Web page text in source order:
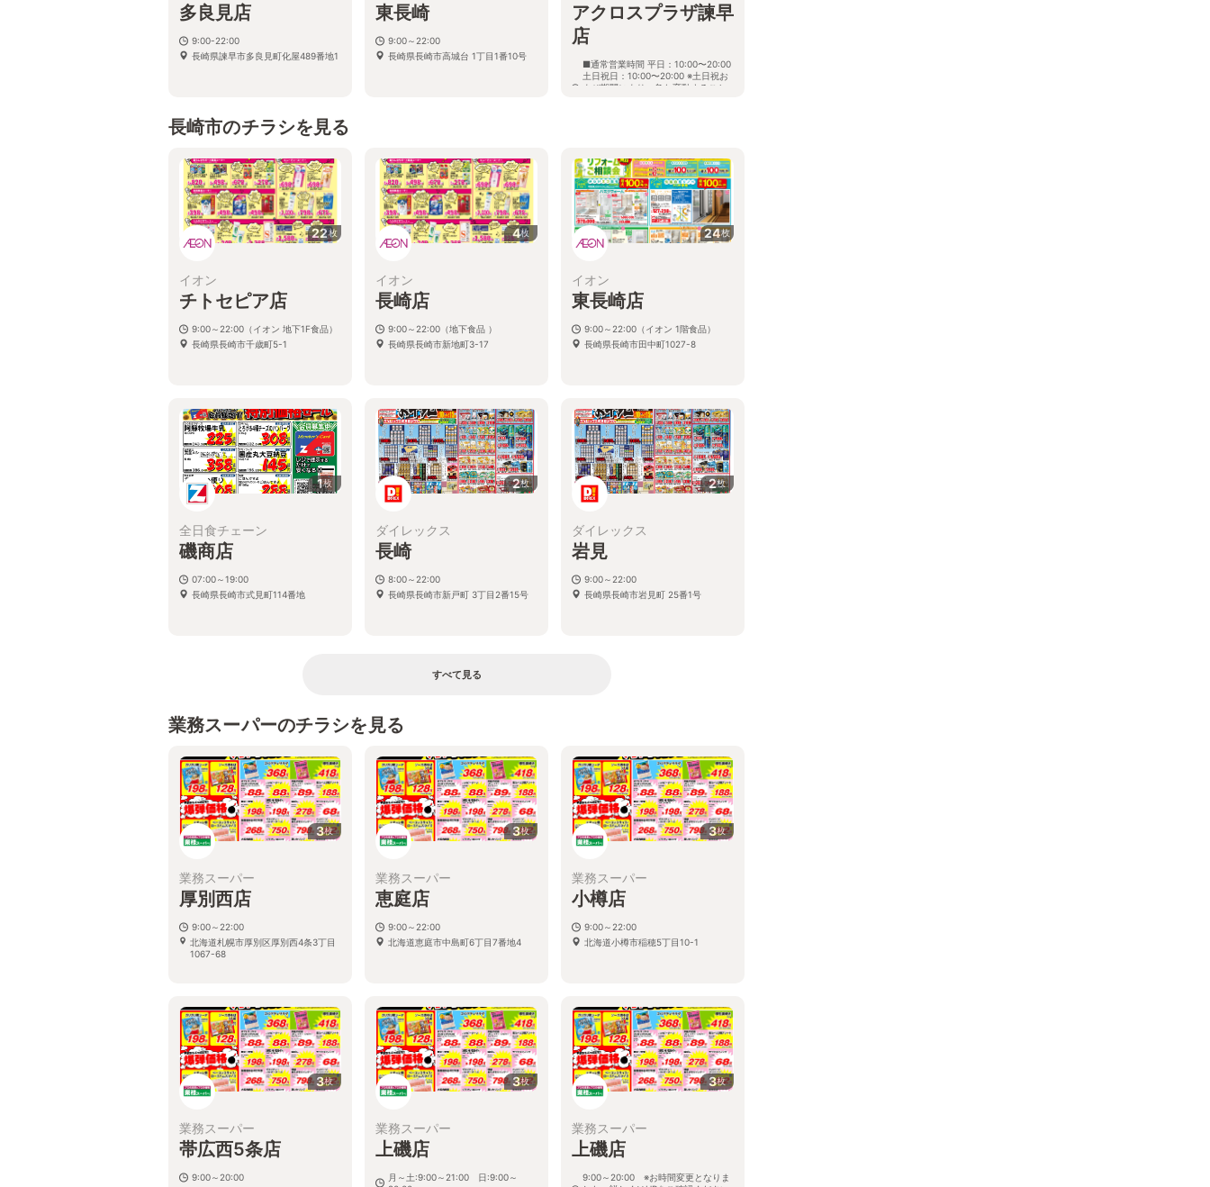
多良見店
9:00-22:00
長崎県諫早市多良見町化屋489番地1
東長崎
9:00～22:00
長崎県長崎市高城台 1丁目1番10号
アクロスプラザ諫早
店
■通常営業時間 平日：10:00〜20:00
土日祝日：10:00〜20:00 ※土日祝お
よび期間により、急な変動すること
長崎市のチラシを見る
22枚
イオン
チトセピア店
9:00～22:00（イオン 地下1F食品）
長崎県長崎市千歳町5-1
4枚
イオン
長崎店
9:00～22:00（地下食品 ）
長崎県長崎市新地町3-17
24枚
イオン
東長崎店
9:00～22:00（イオン 1階食品）
長崎県長崎市田中町1027-8
1枚
全日食チェーン
磯商店
07:00～19:00
長崎県長崎市式見町114番地
2枚
ダイレックス
長崎
8:00～22:00
長崎県長崎市新戸町 3丁目2番15号
2枚
ダイレックス
岩見
9:00～22:00
長崎県長崎市岩見町 25番1号
すべて見る
業務スーパーのチラシを見る
3枚
業務スーパー
厚別西店
9:00～22:00
北海道札幌市厚別区厚別西4条3丁目
1067-68
3枚
業務スーパー
恵庭店
9:00～22:00
北海道恵庭市中島町6丁目7番地4
3枚
業務スーパー
小樽店
9:00～22:00
北海道小樽市稲穂5丁目10-1
3枚
業務スーパー
帯広西5条店
9:00～20:00
3枚
業務スーパー
上磯店
月～土:9:00～21:00 日:9:00～
3枚
業務スーパー
上磯店
9:00～20:00 ※お時間変更となりま